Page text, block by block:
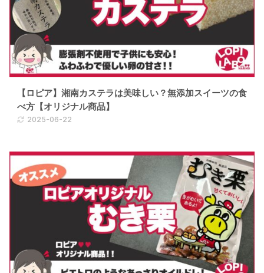
【ロピア】湘南カステラは美味しい？無添加スイーツの食
べ方【オリジナル商品】
2025-06-22